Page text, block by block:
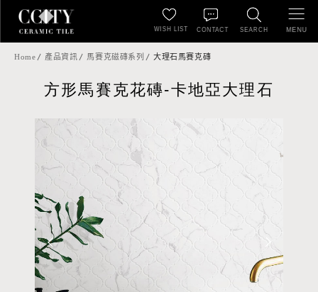
SEARCH
WISH LIST CONTACT MENU
Home 產品資訊 馬賽克磁磚系列 大理石馬賽克磚
方形馬賽克花磚-卡地亞大理石